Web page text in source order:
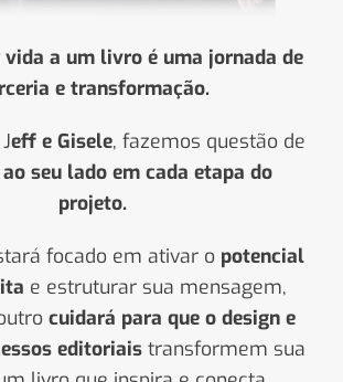
vida a um livro é uma jornada de
e transformação.
eff e Gisele, fazemos questão de
seu lado em cada etapa do
projeto.
focado em ativar o potencial
e estruturar sua mensagem,
cuidará para que o design e
editoriaistransformem sua